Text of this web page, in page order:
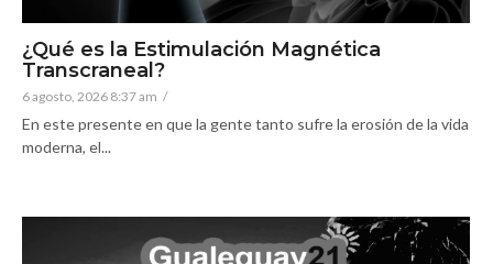
¿Qué es la Estimulación Magnética
Transcraneal?
6 agosto, 2026 8:37 am /
En este presente en que la gente tanto sufre la erosión de la vida
moderna, el...